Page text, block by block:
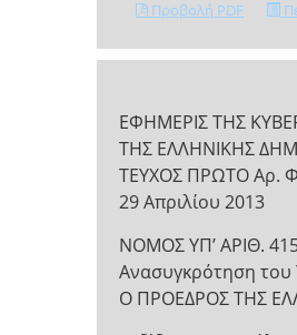
Προβολή PDF
ΕΦΗΜΕΡΙΣ ΤΗΣ
ΤΗΣ ΕΛΛΗΝΙΚΗΣ
ΤΕΥΧΟΣ ΠΡΩΤΟ Αρ.
29 Απριλίου 2013
ΝΟΜΟΣ ΥΠ’ ΑΡΙΘ.
Ανασυγκρότηση του
Ο ΠΡΟΕΔΡΟΣ ΤΗΣ